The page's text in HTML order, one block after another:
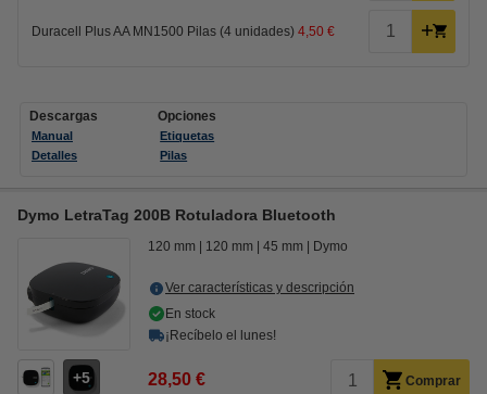
Duracell Plus AA MN1500 Pilas (4 unidades) 4,50 €
Descargas
Manual
Detalles
Opciones
Etiquetas
Pilas
Dymo LetraTag 200B Rotuladora Bluetooth
5
120 mm 120 mm 45 mm Dymo
Ver características y descripción
En stock
¡Recíbelo el lunes!
28,50 € Comprar